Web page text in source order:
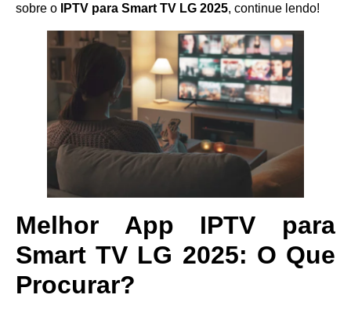
sobre o
IPTV para Smart TV LG 2025, continue lendo!
Melhor App IPTV para
Smart TV LG 2025: O Que
Procurar?